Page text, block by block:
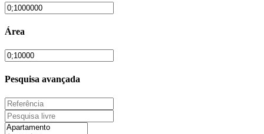
Área
Pesquisa avançada